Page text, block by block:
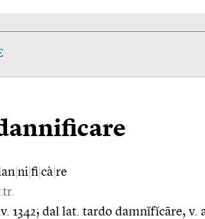
ni fi cà re
1342; dal lat. tardo damnĭfĭcāre, v.